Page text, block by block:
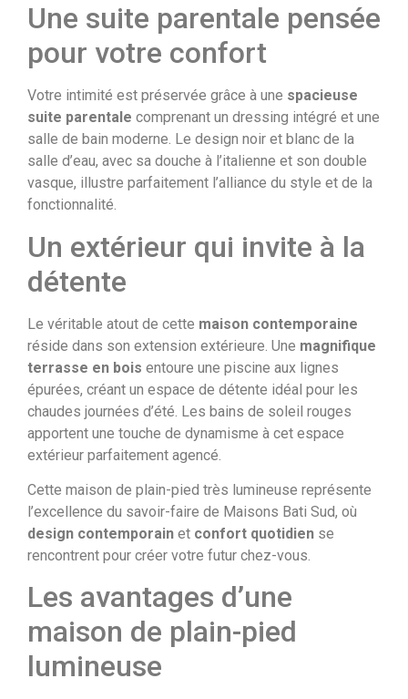
Une suite parentale pensée
pour votre confort
Votre intimité est préservée grâce à une spacieuse
suite parentale comprenant un dressing intégré et une
salle de bain moderne. Le design noir et blanc de la
salle d’eau, avec sa douche à l’italienne et son double
vasque, illustre parfaitement l’alliance du style et de la
fonctionnalité.
Un extérieur qui invite à la
détente
Le véritable atout de cette maison contemporaine
réside dans son extension extérieure. Une magnifique
terrasse en bois entoure une piscine aux lignes
épurées, créant un espace de détente idéal pour les
chaudes journées d’été. Les bains de soleil rouges
apportent une touche de dynamisme à cet espace
extérieur parfaitement agencé.
Cette maison de plain-pied très lumineuse représente
l’excellence du savoir-faire de Maisons Bati Sud, où
design contemporain et confort quotidien se
rencontrent pour créer votre futur chez-vous.
Les avantages d’une
maison de plain-pied
lumineuse